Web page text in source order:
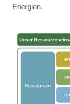
Energien.